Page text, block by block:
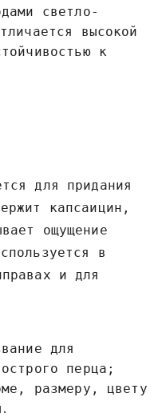
светло-
высокой
к
для придания
капсаицин,
ощущение
в
и для
для
перца;
размеру, цвету